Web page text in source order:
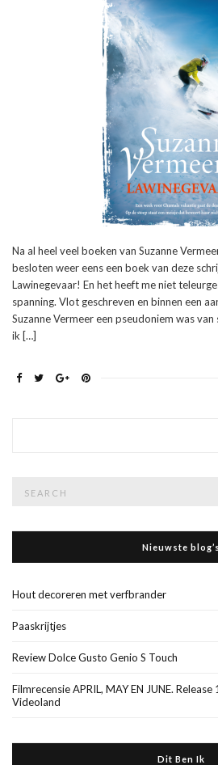
Na al heel veel boeken van Suzanne
besloten weer eens een boek van deze
Lawinegevaar! En het heeft me niet
spanning. Vlot geschreven en binnen een
Suzanne Vermeer een pseudoniem was
ik […]
for:
Nieuwste blog’s
Hout decoreren met verfbrander
Paaskrijtjes
Review Dolce Gusto Genio S Touch
Filmrecensie APRIL, MAY EN JUNE.
Videoland
Dit Ben Ik